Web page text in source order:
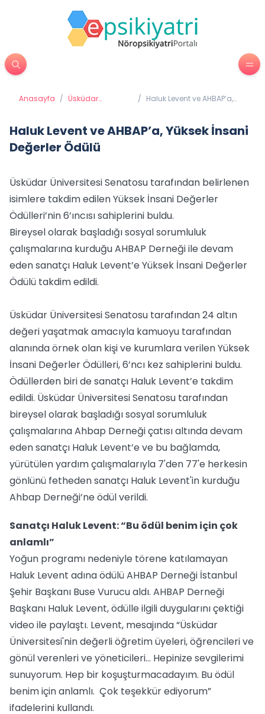
Anasayfa / Üsküdar
/ Haluk Levent ve AHBAP’a,
Haluk Levent ve AHBAP’a, Yüksek İnsani
Değerler Ödülü
Üsküdar Üniversitesi Senatosu tarafından belirlenen
isimlere takdim edilen Yüksek İnsani Değerler
Ödülleri’nin 6’ıncısı sahiplerini buldu.
Bireysel olarak başladığı sosyal sorumluluk
çalışmalarına kurduğu AHBAP Derneği ile devam
eden sanatçı Haluk Levent’e Yüksek İnsani Değerler
Ödülü takdim edildi.
Üsküdar Üniversitesi Senatosu tarafından 24 altın
değeri yaşatmak amacıyla kamuoyu tarafından
alanında örnek olan kişi ve kurumlara verilen Yüksek
İnsani Değerler Ödülleri, 6’ncı kez sahiplerini buldu.
Ödüllerden biri de sanatçı Haluk Levent’e takdim
edildi. Üsküdar Üniversitesi Senatosu tarafından
bireysel olarak başladığı sosyal sorumluluk
çalışmalarına Ahbap Derneği çatısı altında devam
eden sanatçı Haluk Levent’e ve bu bağlamda,
yürütülen yardım çalışmalarıyla 7'den 77'e herkesin
gönlünü fetheden sanatçı Haluk Levent'in kurduğu
Ahbap Derneği’ne ödül verildi.
Sanatçı Haluk Levent: “Bu ödül benim için çok
anlamlı”
Yoğun programı nedeniyle törene katılamayan
Haluk Levent adına ödülü AHBAP Derneği İstanbul
Şehir Başkanı Buse Vurucu aldı. AHBAP Derneği
Başkanı Haluk Levent, ödülle ilgili duygularını çektiği
video ile paylaştı. Levent, mesajında “Üsküdar
Üniversitesi'nin değerli öğretim üyeleri, öğrencileri ve
gönül verenleri ve yöneticileri… Hepinize sevgilerimi
sunuyorum. Hep bir koşuşturmacadayım. Bu ödül
benim için anlamlı. Çok teşekkür ediyorum”
ifadelerini kullandı.